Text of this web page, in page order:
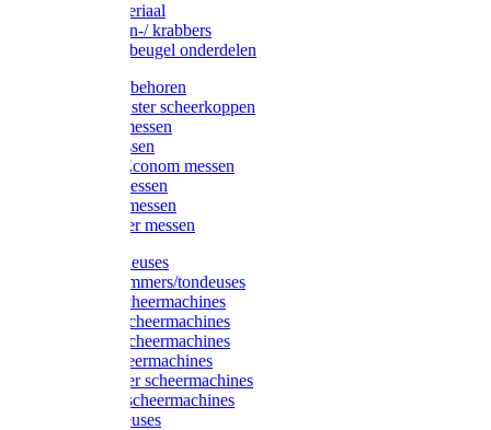
Injectiemateriaal
Hoefmessen-/ krabbers
Hoefbekapbeugel onderdelen
Messen toebehoren
Moser & Oster scheerkoppen
Hauptner messen
Liscop messen
Aesculap/Econom messen
Heiniger messen
Constanta messen
FarmClipper messen
Moser tondeuses
Overige trimmers/tondeuses
Heiniger scheermachines
Hauptner scheermachines
Aesculap scheermachines
Liscop scheermachines
FarmClipper scheermachines
Constanta scheermachines
Wahl tondeuses